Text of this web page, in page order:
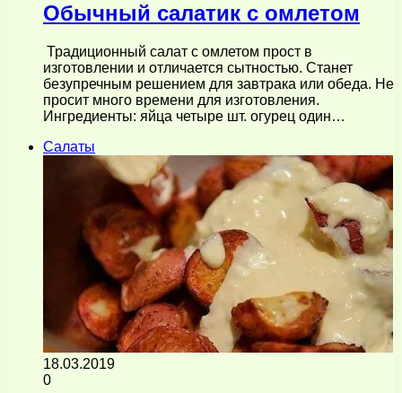
Обычный салатик с омлетом
Традиционный салат с омлетом прост в
изготовлении и отличается сытностью. Станет
безупречным решением для завтрака или обеда. Не
просит много времени для изготовления.
Ингредиенты: яйца четыре шт. огурец один…
Салаты
18.03.2019
0